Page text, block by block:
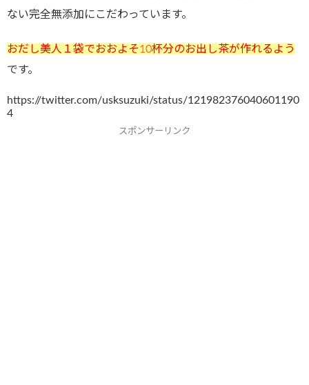
ない完全無添加にこだわっています。
おだし美人１袋でおおよそ10杯分のお出し茶が作れるよう
です。
https://twitter.com/usksuzuki/status/121982376040601190
4
スポンサーリンク